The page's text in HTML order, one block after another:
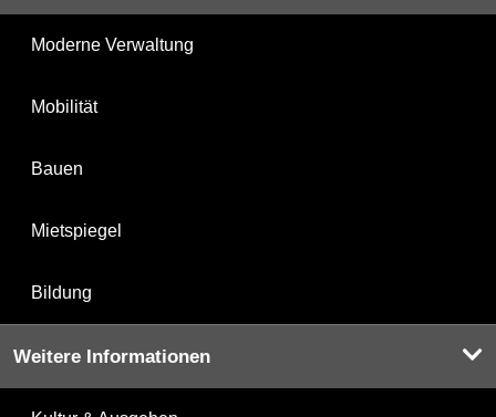
Moderne Verwaltung
Mobilität
Bauen
Mietspiegel
Bildung
Weitere Informationen